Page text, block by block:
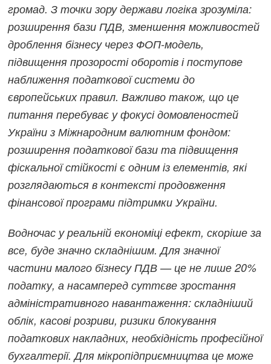
громад. З точки зору держави логіка зрозуміла:
розширення бази ПДВ, зменшення можливостей
дроблення бізнесу через ФОП-модель,
підвищення прозорості оборотів і поступове
наближення податкової системи до
європейських правил. Важливо також, що це
питання перебуває у фокусі домовленостей
України з Міжнародним валютним фондом:
розширення податкової бази та підвищення
фіскальної стійкості є одним із елементів, які
розглядаються в контексті продовження
фінансової програми підтримки України.
Водночас у реальній економіці ефект, скоріше за
все, буде значно складнішим. Для значної
частини малого бізнесу ПДВ — це не лише 20%
податку, а насамперед суттєве зростання
адміністративного навантаження: складніший
облік, касові розриви, ризики блокування
податкових накладних, необхідність професійної
бухгалтерії. Для мікропідприємництва це може